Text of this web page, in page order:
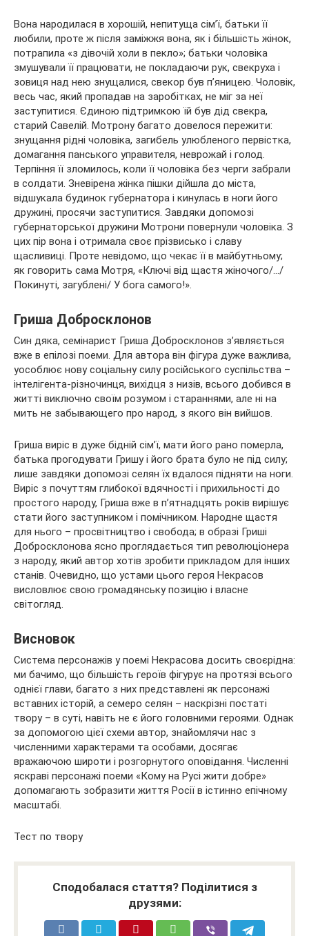
Вона народилася в хорошій, непитуща сім’ї, батьки її
любили, проте ж після заміжжя вона, як і більшість жінок,
потрапила «з дівочій холи в пекло»; батьки чоловіка
змушували її працювати, не покладаючи рук, свекруха і
зовиця над нею знущалися, свекор був п’яницею. Чоловік,
весь час, який пропадав на заробітках, не міг за неї
заступитися. Єдиною підтримкою їй був дід свекра,
старий Савелій. Мотрону багато довелося пережити:
знущання рідні чоловіка, загибель улюбленого первістка,
домагання панського управителя, неврожай і голод.
Терпіння її зломилось, коли її чоловіка без черги забрали
в солдати. Зневірена жінка пішки дійшла до міста,
відшукала будинок губернатора і кинулась в ноги його
дружині, просячи заступитися. Завдяки допомозі
губернаторської дружини Мотрони повернули чоловіка. З
цих пір вона і отримала своє прізвисько і славу
щасливиці. Проте невідомо, що чекає її в майбутньому;
як говорить сама Мотря, «Ключі від щастя жіночого/…/
Покинуті, загублені/ У бога самого!».
Гриша Добросклонов
Син дяка, семінарист Гриша Добросклонов з’являється
вже в епілозі поеми. Для автора він фігура дуже важлива,
уособлює нову соціальну силу російського суспільства –
інтелігента-різночинця, вихідця з низів, всього добився в
житті виключно своїм розумом і стараннями, але ні на
мить не забывающего про народ, з якого він вийшов.
Гриша виріс в дуже бідній сім’ї, мати його рано померла,
батька прогодувати Гришу і його брата було не під силу;
лише завдяки допомозі селян їх вдалося підняти на ноги.
Виріс з почуттям глибокої вдячності і прихильності до
простого народу, Гриша вже в п’ятнадцять років вирішує
стати його заступником і помічником. Народне щастя
для нього – просвітництво і свобода; в образі Гриші
Добросклонова ясно проглядається тип революціонера
з народу, який автор хотів зробити прикладом для інших
станів. Очевидно, що устами цього героя Некрасов
висловлює свою громадянську позицію і власне
світогляд.
Висновок
Система персонажів у поемі Некрасова досить своєрідна:
ми бачимо, що більшість героїв фігурує на протязі всього
однієї глави, багато з них представлені як персонажі
вставних історій, а семеро селян – наскрізні постаті
твору – в суті, навіть не є його головними героями. Однак
за допомогою цієї схеми автор, знайомлячи нас з
численними характерами та особами, досягає
вражаючою широти і розгорнутого оповідання. Численні
яскраві персонажі поеми «Кому на Русі жити добре»
допомагають зобразити життя Росії в істинно епічному
масштабі.
Тест по твору
Сподобалася стаття? Поділитися з
друзями: